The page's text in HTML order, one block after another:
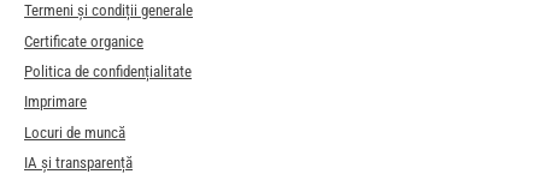
Termeni și condiții generale
Certificate organice
Politica de confidențialitate
Imprimare
Locuri de muncă
IA și transparență